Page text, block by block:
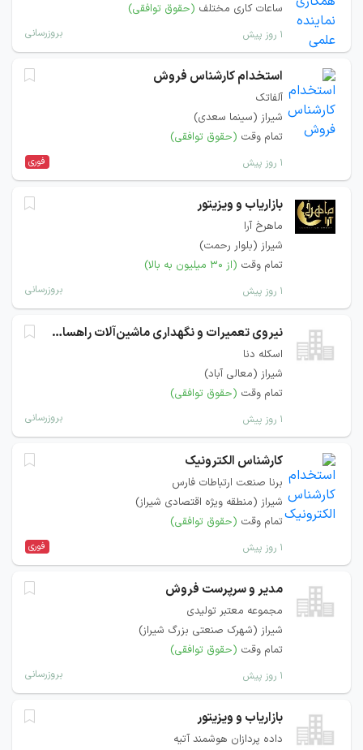
ساعات کاری مختلف (حقوق توافقی)
۱ روز پیش بروزرسانی
استخدام کارشناس فروش
آلفاتک
شیراز (سینما سعدی)
تمام وقت (حقوق توافقی)
۱ روز پیش فوری
بازاریاب و ویزیتور
ماهرخ آرا
شیراز (بلوار رحمت)
تمام وقت (از ۳۰ میلیون به بالا)
۱ روز پیش بروزرسانی
نیروی تعمیرات و نگهداری ماشین‌آلات راهسازی
اسکله دنا
شیراز (معالی آباد)
تمام وقت (حقوق توافقی)
۱ روز پیش بروزرسانی
کارشناس الکترونیک
برنا صنعت ارتباطات فارس
شیراز (منطقه ویژه اقتصادی شیراز)
تمام وقت (حقوق توافقی)
۱ روز پیش فوری
مدیر و سرپرست فروش
مجموعه معتبر تولیدی
شیراز (شهرک صنعتی بزرگ شیراز)
تمام وقت (حقوق توافقی)
۱ روز پیش بروزرسانی
بازاریاب و ویزیتور
داده پردازان هوشمند آتیه